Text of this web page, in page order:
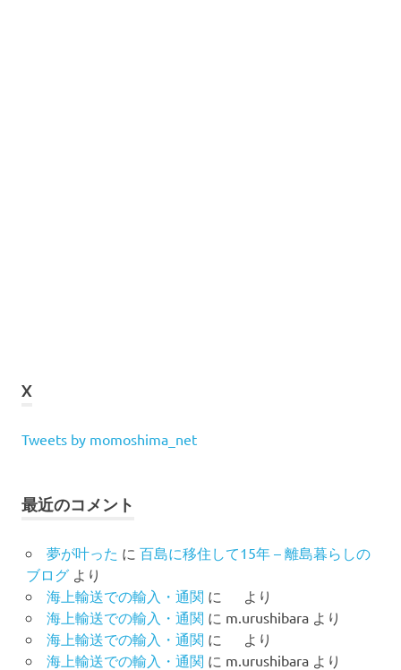
X
Tweets by momoshima_net
最近のコメント
夢が叶った に 百島に移住して15年 – 離島暮らしの
ブログより
海上輸送での輸入・通関 に
より
海上輸送での輸入・通関 に m.urushibaraより
海上輸送での輸入・通関 に
より
海上輸送での輸入・通関 に m.urushibaraより